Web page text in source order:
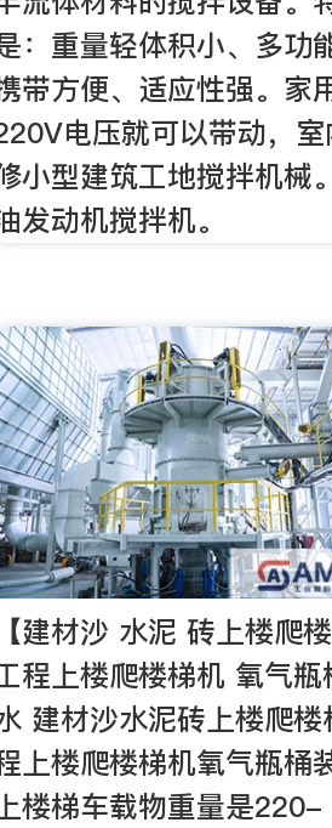
：重量轻体积小、多功
带方便、适应性强。家
电压就可以带动，室
小型建筑工地搅拌机械
发动机搅拌机。
【建材沙 水泥 砖上楼爬
程上楼爬楼梯机 氧气瓶
建材沙水泥砖上楼爬楼
上楼爬楼梯机氧气瓶桶
楼梯车载物重量是220-